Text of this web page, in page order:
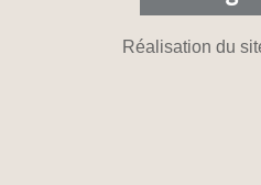
Réalisation du